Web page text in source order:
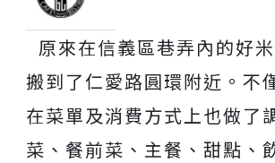
原來在信義區巷弄內的好
搬到了仁愛路圓環附近。不
在菜單及消費方式上也做了
菜、餐前菜、主餐、甜點、